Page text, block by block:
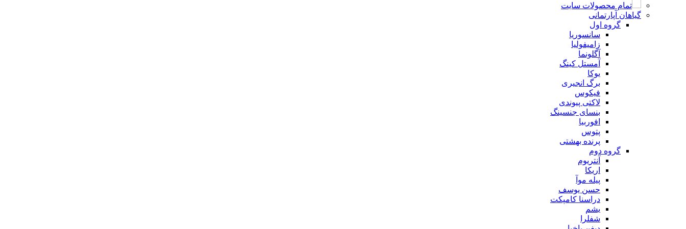
تمام محصولات سایت
گیاهان آپارتمانی
گروه اول
سانسوریا
زامیفولیا
آگلونما
آمستل کینگ
یوکا
برگ انجیری
فیکوس
لاکتی پیوندی
بنسای جنسینگ
افوربیا
پتوس
پرنده بهشتی
گروه دوم
آنتریوم
اریکا
پیله موآ
حسن یوسف
دراسنا کامپکت
یشم
شفلرا